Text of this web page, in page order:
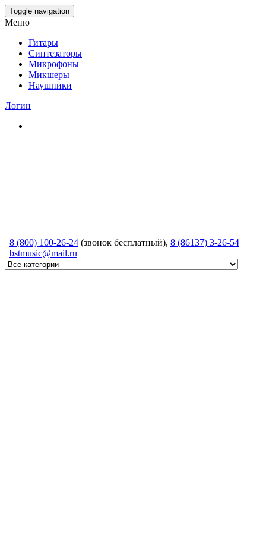
Skip
to
content
Toggle navigation
Меню
Гитары
Синтезаторы
Микрофоны
Микшеры
Наушники
Логин
8 (800) 100-26-24 (звонок бесплатный), 8 (86137) 3-26-54
bstmusic@mail.ru